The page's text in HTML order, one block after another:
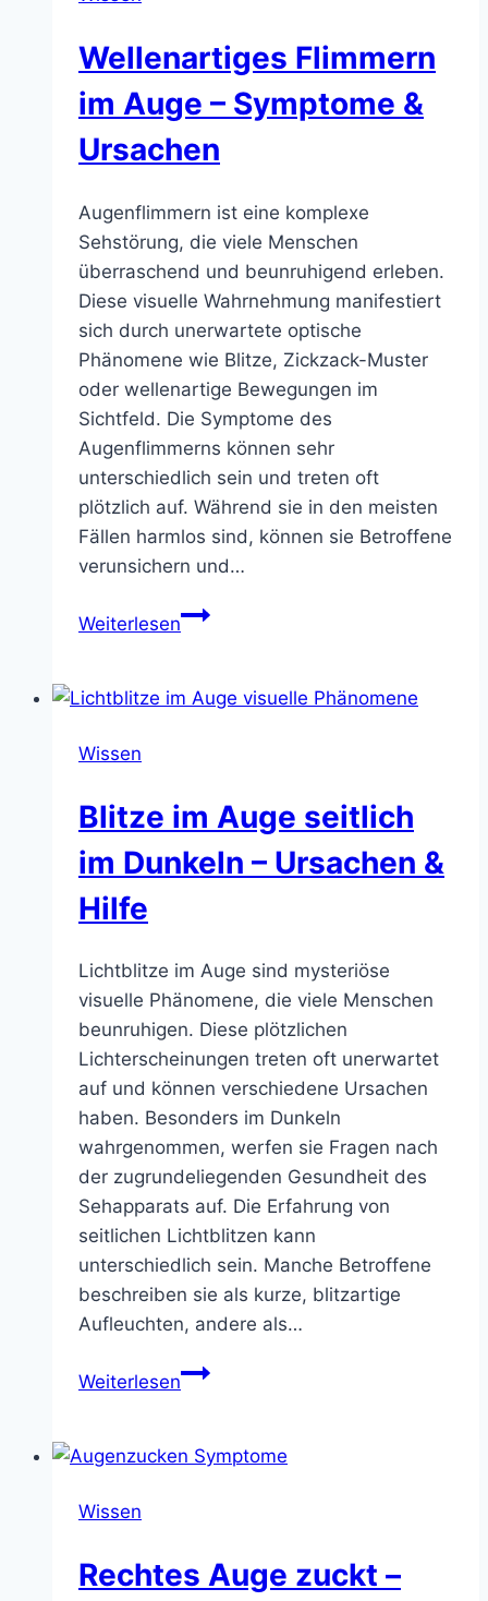
Wellenartiges Flimmern
im Auge – Symptome &
Ursachen
Augenflimmern ist eine komplexe
Sehstörung, die viele Menschen
überraschend und beunruhigend erleben.
Diese visuelle Wahrnehmung manifestiert
sich durch unerwartete optische
Phänomene wie Blitze, Zickzack-Muster
oder wellenartige Bewegungen im
Sichtfeld. Die Symptome des
Augenflimmerns können sehr
unterschiedlich sein und treten oft
plötzlich auf. Während sie in den meisten
Fällen harmlos sind, können sie Betroffene
verunsichern und…
WeiterlesenWellenartiges
Auge
Ursachen
Wissen
Blitze im Auge seitlich
im Dunkeln – Ursachen &
Hilfe
Lichtblitze im Auge sind mysteriöse
visuelle Phänomene, die viele Menschen
beunruhigen. Diese plötzlichen
Lichterscheinungen treten oft unerwartet
auf und können verschiedene Ursachen
haben. Besonders im Dunkeln
wahrgenommen, werfen sie Fragen nach
der zugrundeliegenden Gesundheit des
Sehapparats auf. Die Erfahrung von
seitlichen Lichtblitzen kann
unterschiedlich sein. Manche Betroffene
beschreiben sie als kurze, blitzartige
Aufleuchten, andere als…
WeiterlesenBlitze
seitlich
Ursachen
Wissen
Rechtes Auge zuckt –